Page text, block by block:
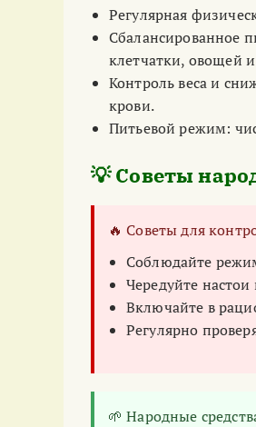
Регулярная
Сбалансированное
клетчатки, овощей
Контроль веса и
крови.
Питьевой режим:
💡 Советы
🔥 Советы для
Соблюдайте
Чередуйте
Включайте в
Регулярно
🌱 Народные